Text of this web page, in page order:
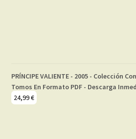
PRÍNCIPE VALIENTE - 2005 - Colección
Tomos En Formato PDF - Descarga
24,99€